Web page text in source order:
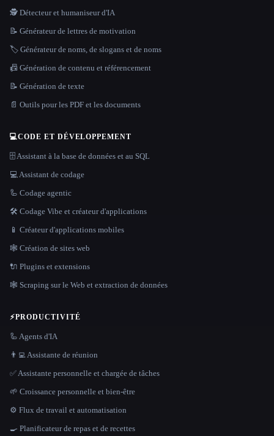
🕵️ Détecteur et humaniseur d'IA
📝 Générateur de lettres de motivation
🏷️ Générateur de noms, de slogans et de noms
📠 Génération de contenu et référencement
📝 Génération de texte
📄 Outils pour les PDF et les documents
💻CODE ET DÉVELOPPEMENT
🗄️ Assistant à la base de données et au SQL
💻 Assistant de codage
🦾 Codage agentic
🛠️ Codage Vibe et créateur d'applications
📱 Créateur d'applications mobiles
🕸 Création de sites web
🔌 Plugins et extensions
🕸️ Scraping sur le Web et extraction de données
⚡PRODUCTIVITÉ
🦾 Agents d'IA
👨‍💻 Assistante de réunion
✅ Assistante personnelle et chargée de tâches
🌱 Croissance personnelle et bien-être
⚙️ Flux de travail et automatisation
🍳 Planificateur de repas et de recettes